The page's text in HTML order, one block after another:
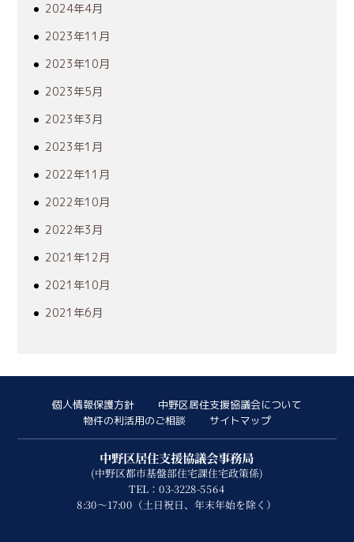
2024年4月
2023年11月
2023年10月
2023年5月
2023年3月
2023年1月
2022年11月
2022年10月
2022年3月
2021年12月
2021年10月
2021年6月
個人情報保護方針
中野区居住支援協議会について
物件の利活用のご相談
サイトマップ
中野区居住支援協議会事務局
(中野区都市基盤部住宅課住宅政策係)
TEL：03-3228-5564
8:30～17:00（土日祝日、年末年始を除く）